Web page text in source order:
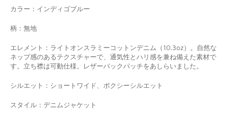
カラー：インディゴブルー
柄：無地
エレメント： ライトオンスラミーコットンデニム（10.3oz）。自然な
ネップ感のあるテクスチャーで、通気性とハリ感を兼ね備えた素材で
す。 立ち襟は可動仕様。レザーバックパッチをあしらいました。
シルエット：ショートワイド、ボクシーシルエット
スタイル：デニムジャケット